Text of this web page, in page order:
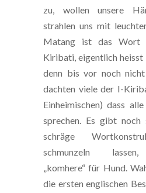
zu, wollen unsere
strahlen uns mit
Matang ist das Wort
Kiribati, eigentlich heisst
denn bis vor noch
dachten viele der I-
Einheimischen) dass
sprechen. Es gibt
schräge
schmunzeln lassen,
„komhere“ für Hund.
die ersten englischen